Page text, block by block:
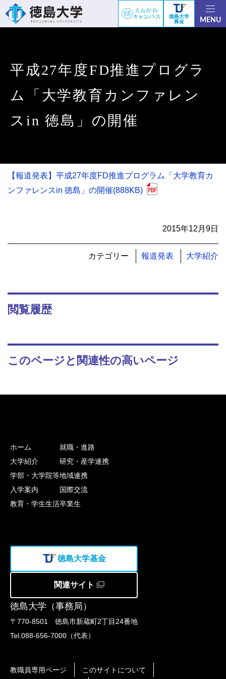
徳島大学
募金
MENU
平成27年度FD推進プログラ
ム「大学教育カンファレン
スin 徳島」の開催
【報道発表】平成27年度FD推進プログラム「大学教育カ
ンファレンスin 徳島」の開催(888KB)
2015年12月9日
カテゴリー 報道発表 大学紹介
閲覧履歴
このページと関連性の高いページ
徳島大学（事務局）
〒770-8501 徳島市新蔵町2丁目24番地
Tel.088-656-7000（代表）
ホーム
大学紹介
学部・大学院等
入学案内
教育・学生生活
就職・進路
研究・産学連携
地域連携
国際交流
卒業生
徳島大学基金
関連サイト
教職員専用ページ このサイトについて